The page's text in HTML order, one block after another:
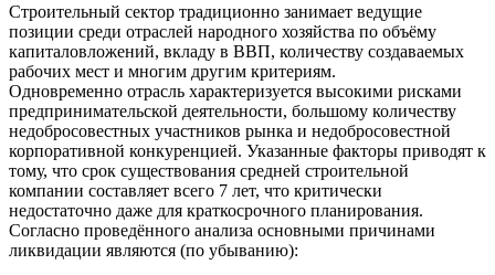
Строительный сектор традиционно занимает ведущие
позиции среди отраслей народного хозяйства по объёму
капиталовложений, вкладу в ВВП, количеству создаваемых
рабочих мест и многим другим критериям.
Одновременно отрасль характеризуется высокими рисками
предпринимательской деятельности, большому количеству
недобросовестных участников рынка и недобросовестной
корпоративной конкуренцией. Указанные факторы приводят к
тому, что срок существования средней строительной
компании составляет всего 7 лет, что критически
недостаточно даже для краткосрочного планирования.
Согласно проведённого анализа основными причинами
ликвидации являются (по убыванию):